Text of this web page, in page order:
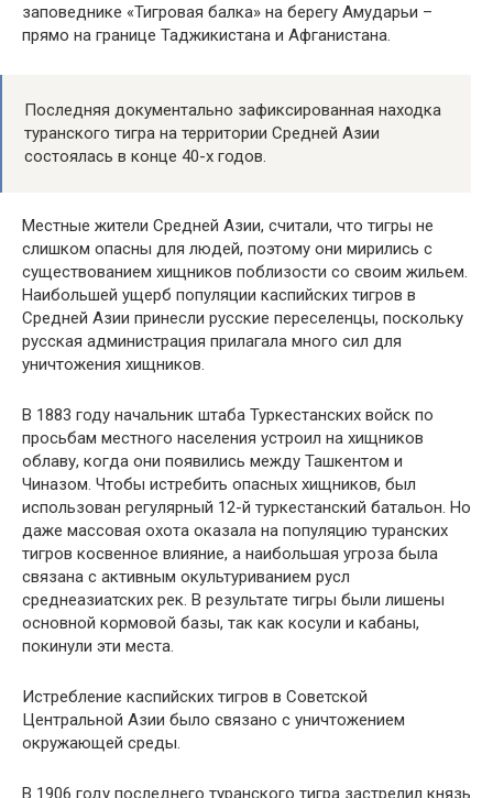
заповеднике «Тигровая балка» на берегу Амударьи –
прямо на границе Таджикистана и Афганистана.
Последняя документально зафиксированная находка
туранского тигра на территории Средней Азии
состоялась в конце 40-х годов.
Местные жители Средней Азии, считали, что тигры не
слишком опасны для людей, поэтому они мирились с
существованием хищников поблизости со своим жильем.
Наибольшей ущерб популяции каспийских тигров в
Средней Азии принесли русские переселенцы, поскольку
русская администрация прилагала много сил для
уничтожения хищников.
В 1883 году начальник штаба Туркестанских войск по
просьбам местного населения устроил на хищников
облаву, когда они появились между Ташкентом и
Чиназом. Чтобы истребить опасных хищников, был
использован регулярный 12-й туркестанский батальон. Но
даже массовая охота оказала на популяцию туранских
тигров косвенное влияние, а наибольшая угроза была
связана с активным окультуриванием русл
среднеазиатских рек. В результате тигры были лишены
основной кормовой базы, так как косули и кабаны,
покинули эти места.
Истребление каспийских тигров в Советской
Центральной Азии было связано с уничтожением
окружающей среды.
В 1906 году последнего туранского тигра застрелил князь